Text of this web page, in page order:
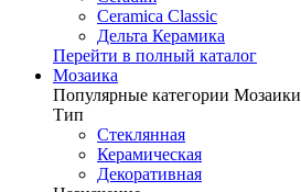
Ceramica Classic
Дельта Керамика
Перейти в полный каталог
Мозаика
Популярные категории Мозаики
Тип
Стеклянная
Керамическая
Декоративная